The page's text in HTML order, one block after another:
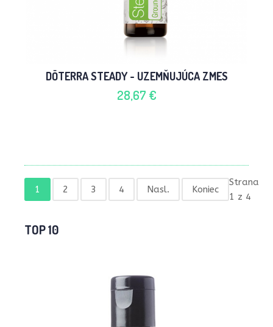
DŌTERRA STEADY - UZEMŇUJÚCA ZMES
28,67 €
1 2 3 4 Nasl. Koniec
Strana
1 z 4
TOP 10